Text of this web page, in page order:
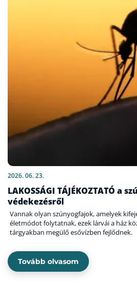
2026. 06. 23.
LAKOSSÁGI TÁJÉKOZTATÓ a
védekezésről
Vannak olyan szúnyogfajok, amelyek
életmódot folytatnak, ezek lárvái a ház
tárgyakban megülő esővízben fejlődnek.
Tovább olvasom